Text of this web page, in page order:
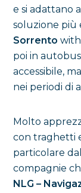
e si adattano
soluzione più
Sorrento
poi in
accessibile,
nei periodi di
Molto
con traghetti
particolare
compagnie
NLG –